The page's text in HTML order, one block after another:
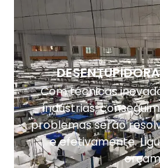
Com técnicas
indústrias,
problemas serão
e efetivamente.